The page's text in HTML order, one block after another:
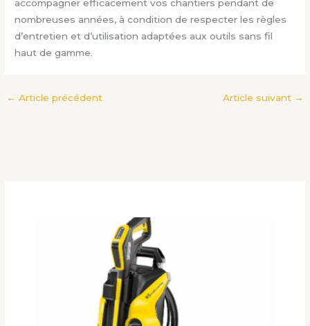
accompagner efficacement vos chantiers pendant de
nombreuses années, à condition de respecter les règles
d’entretien et d’utilisation adaptées aux outils sans fil
haut de gamme.
← Article précédent Article suivant →